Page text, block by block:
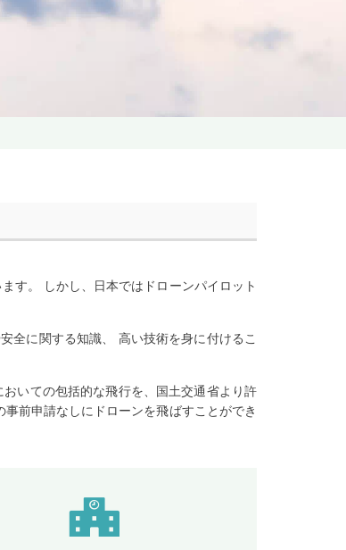
す。 しかし、日本ではドローンパイロット
全に関する知識、 高い技術を身に付けるこ
いての包括的な飛行を、国土交通省より許
前申請なしにドローンを飛ばすことができ